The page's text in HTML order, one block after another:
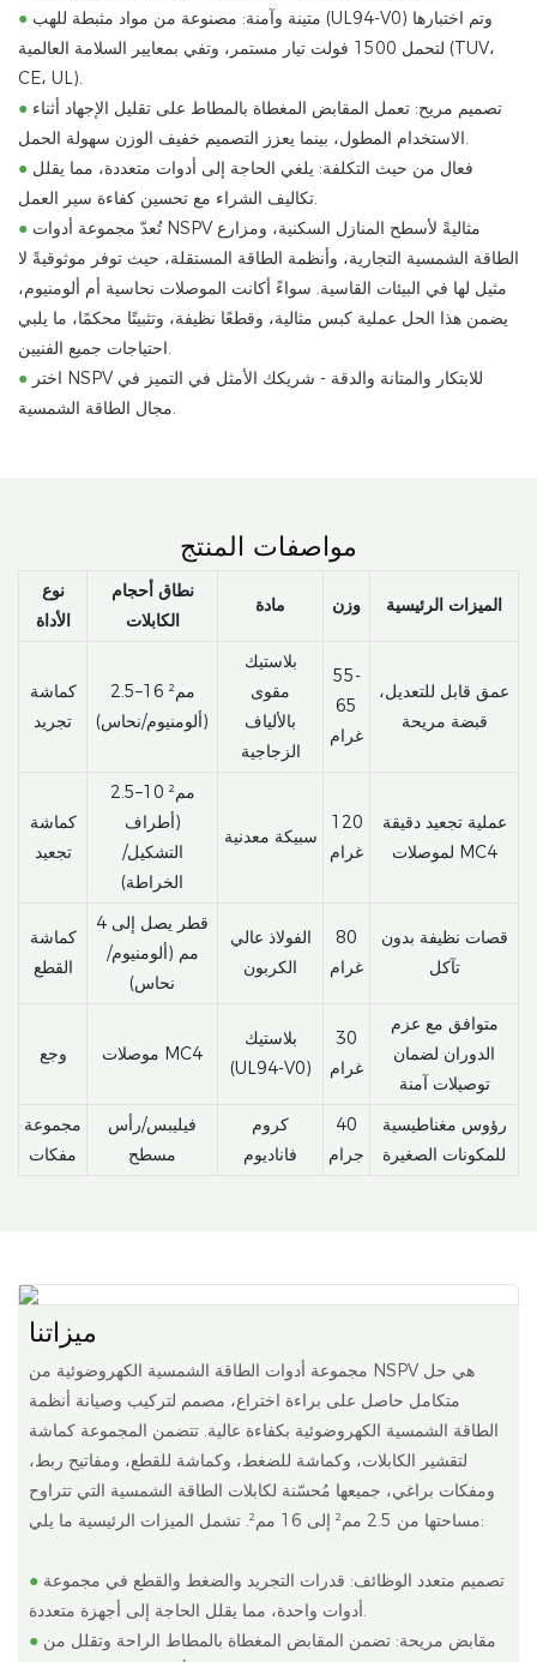
● متينة وآمنة: مصنوعة من مواد مثبطة للهب (UL94-V0) وتم اختبارها
لتحمل 1500 فولت تيار مستمر، وتفي بمعايير السلامة العالمية (TUV،
CE، UL).
● تصميم مريح: تعمل المقابض المغطاة بالمطاط على تقليل الإجهاد أثناء
الاستخدام المطول، بينما يعزز التصميم خفيف الوزن سهولة الحمل.
● فعال من حيث التكلفة: يلغي الحاجة إلى أدوات متعددة، مما يقلل
تكاليف الشراء مع تحسين كفاءة سير العمل.
● تُعدّ مجموعة أدوات NSPV مثاليةً لأسطح المنازل السكنية، ومزارع
الطاقة الشمسية التجارية، وأنظمة الطاقة المستقلة، حيث توفر موثوقيةً لا
مثيل لها في البيئات القاسية. سواءً أكانت الموصلات نحاسية أم ألومنيوم،
يضمن هذا الحل عملية كبس مثالية، وقطعًا نظيفة، وتثبيتًا محكمًا، ما يلبي
احتياجات جميع الفنيين.
● اختر NSPV للابتكار والمتانة والدقة - شريكك الأمثل في التميز في
مجال الطاقة الشمسية.
مواصفات المنتج
نوع
الأداة
نطاق أحجام
الكابلات
مادة وزن الميزات الرئيسية
كماشة
تجريد
2.5–16 مم²
(ألومنيوم/نحاس)
بلاستيك
مقوى
بالألياف
الزجاجية
55-
65
غرام
عمق قابل للتعديل،
قبضة مريحة
كماشة
تجعيد
2.5–10 مم²
(أطراف
التشكيل/
الخراطة)
سبيكة معدنية
120
غرام
عملية تجعيد دقيقة
لموصلات MC4
كماشة
القطع
قطر يصل إلى 4
مم (ألومنيوم/
نحاس)
الفولاذ عالي
الكربون
80
غرام
قصات نظيفة بدون
تآكل
وجع موصلات MC4
بلاستيك
(UL94-V0)
30
غرام
متوافق مع عزم
الدوران لضمان
توصيلات آمنة
مجموعة
مفكات
فيليبس/رأس
مسطح
كروم
فاناديوم
40
جرام
رؤوس مغناطيسية
للمكونات الصغيرة
ميزاتنا
مجموعة أدوات الطاقة الشمسية الكهروضوئية من NSPV هي حل
متكامل حاصل على براءة اختراع، مصمم لتركيب وصيانة أنظمة
الطاقة الشمسية الكهروضوئية بكفاءة عالية. تتضمن المجموعة كماشة
لتقشير الكابلات، وكماشة للضغط، وكماشة للقطع، ومفاتيح ربط،
ومفكات براغي، جميعها مُحسّنة لكابلات الطاقة الشمسية التي تتراوح
مساحتها من 2.5 مم² إلى 16 مم². تشمل الميزات الرئيسية ما يلي:
● تصميم متعدد الوظائف: قدرات التجريد والضغط والقطع في مجموعة
أدوات واحدة، مما يقلل الحاجة إلى أجهزة متعددة.
● مقابض مريحة: تضمن المقابض المغطاة بالمطاط الراحة وتقلل من